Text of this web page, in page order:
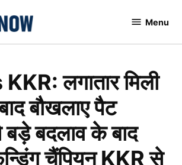
Menu
लगातार मिली
बौखलाए पैट
बड़े बदलाव के बाद
चैंपियन KKR से